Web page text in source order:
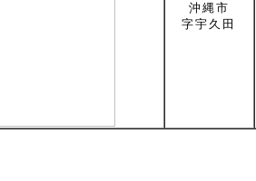
沖縄市
字宇久田